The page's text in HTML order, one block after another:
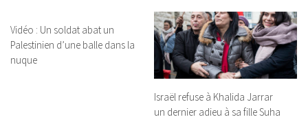
Vidéo : Un soldat abat un
Palestinien d’une balle dans la
nuque
Israël refuse à Khalida Jarrar
un dernier adieu à sa fille Suha